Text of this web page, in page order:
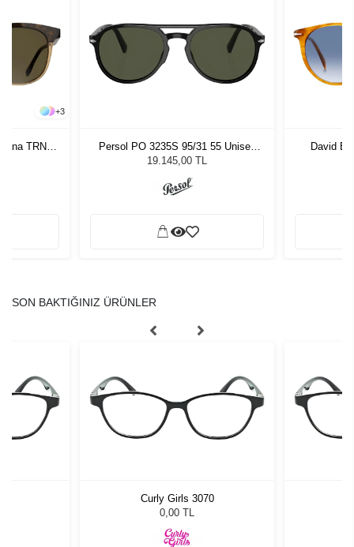
+3
TRNS
Persol PO 3235S 95/31 55 Unisex
Güneş Gözlüğü
19.145,00 TL
David
SON BAKTIĞINIZ ÜRÜNLER
Curly Girls 3070
0,00 TL